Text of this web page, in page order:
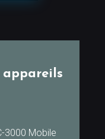
appareils
3000 Mobile